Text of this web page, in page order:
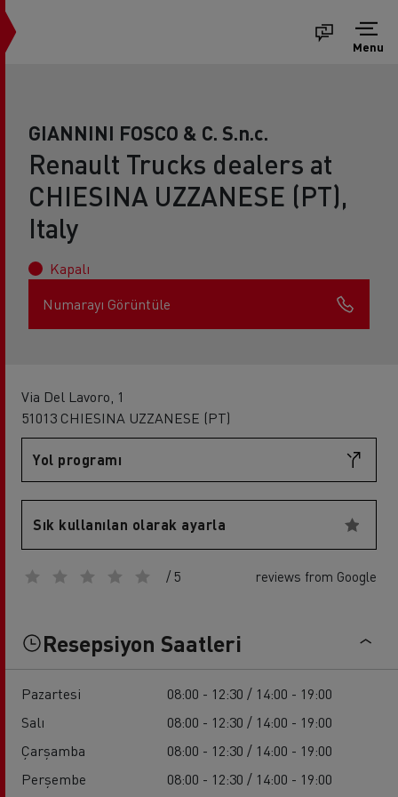
Menu
GIANNINI FOSCO & C. S.n.c.
Renault Trucks dealers at
CHIESINA UZZANESE (PT),
Italy
Kapalı
Numarayı Görüntüle
Via Del Lavoro, 1
51013 CHIESINA UZZANESE (PT)
Yol programı
Sık kullanılan olarak ayarla
/ 5 reviews from Google
Resepsiyon Saatleri
Pazartesi
08:00 - 12:30 / 14:00 - 19:00
Salı
08:00 - 12:30 / 14:00 - 19:00
Çarşamba
08:00 - 12:30 / 14:00 - 19:00
Perşembe
08:00 - 12:30 / 14:00 - 19:00